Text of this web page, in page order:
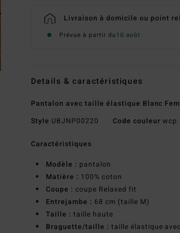
Livraison à domicile ou point
Prévue à partir du10 août
Details & caractéristiques
Pantalon avec taille élastique Blanc
Style UBJNP00220 Code couleur wcp
Caractéristiques
Modèle : pantalon
Matière : 100% coton
Coupe : coupe Relaxed fit
Entrejambe : 68 cm (taille M)
Taille : taille haute
Braguette/taille : taille élastique